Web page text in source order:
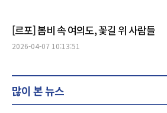
[르포] 봄비 속 여의도, 꽃길 위 사람들
2026-04-07 10:13:51
많이 본 뉴스